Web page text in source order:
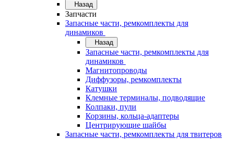
Назад
Запчасти
Запасные части, ремкомплекты для
динамиков
Назад
Запасные части, ремкомплекты для
динамиков
Магнитопроводы
Диффузоры, ремкомплекты
Катушки
Клемные терминалы, подводящие
Колпаки, пули
Корзины, кольца-адаптеры
Центрирующие шайбы
Запасные части, ремкомплекты для твитеров